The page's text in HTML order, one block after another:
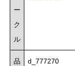
ー
ク
ル
品
d_777270